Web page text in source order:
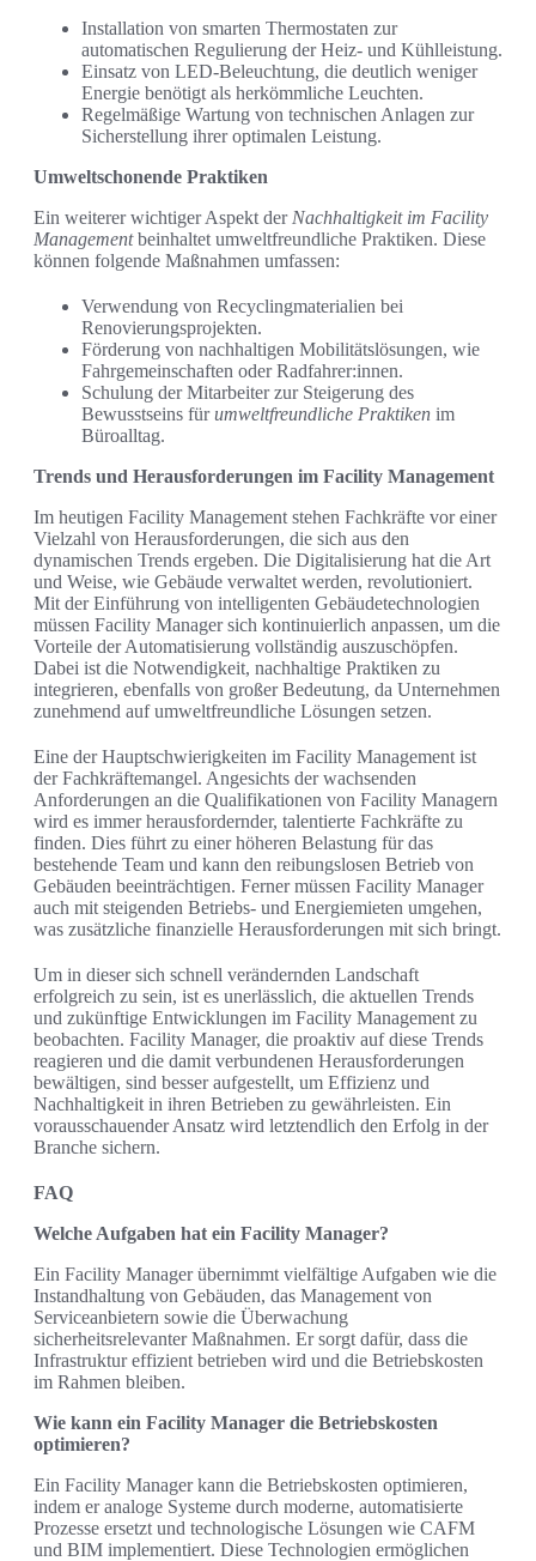
Installation von smarten Thermostaten zur
automatischen Regulierung der Heiz- und Kühlleistung.
Einsatz von LED-Beleuchtung, die deutlich weniger
Energie benötigt als herkömmliche Leuchten.
Regelmäßige Wartung von technischen Anlagen zur
Sicherstellung ihrer optimalen Leistung.
Umweltschonende Praktiken
Ein weiterer wichtiger Aspekt der Nachhaltigkeit im Facility
Managementbeinhaltet umweltfreundliche Praktiken. Diese
können folgende Maßnahmen umfassen:
Verwendung von Recyclingmaterialien bei
Renovierungsprojekten.
Förderung von nachhaltigen Mobilitätslösungen, wie
Fahrgemeinschaften oder Radfahrer:innen.
Schulung der Mitarbeiter zur Steigerung des
Bewusstseins fürumweltfreundliche Praktiken im
Büroalltag.
Trends und Herausforderungen im Facility Management
Im heutigen Facility Management stehen Fachkräfte vor einer
Vielzahl von Herausforderungen, die sich aus den
dynamischen Trends ergeben. Die Digitalisierung hat die Art
und Weise, wie Gebäude verwaltet werden, revolutioniert.
Mit der Einführung von intelligenten Gebäudetechnologien
müssen Facility Manager sich kontinuierlich anpassen, um die
Vorteile der Automatisierung vollständig auszuschöpfen.
Dabei ist die Notwendigkeit, nachhaltige Praktiken zu
integrieren, ebenfalls von großer Bedeutung, da Unternehmen
zunehmend auf umweltfreundliche Lösungen setzen.
Eine der Hauptschwierigkeiten im Facility Management ist
der Fachkräftemangel. Angesichts der wachsenden
Anforderungen an die Qualifikationen von Facility Managern
wird es immer herausfordernder, talentierte Fachkräfte zu
finden. Dies führt zu einer höheren Belastung für das
bestehende Team und kann den reibungslosen Betrieb von
Gebäuden beeinträchtigen. Ferner müssen Facility Manager
auch mit steigenden Betriebs- und Energiemieten umgehen,
was zusätzliche finanzielle Herausforderungen mit sich bringt.
Um in dieser sich schnell verändernden Landschaft
erfolgreich zu sein, ist es unerlässlich, die aktuellen Trends
und zukünftige Entwicklungen im Facility Management zu
beobachten. Facility Manager, die proaktiv auf diese Trends
reagieren und die damit verbundenen Herausforderungen
bewältigen, sind besser aufgestellt, um Effizienz und
Nachhaltigkeit in ihren Betrieben zu gewährleisten. Ein
vorausschauender Ansatz wird letztendlich den Erfolg in der
Branche sichern.
FAQ
Welche Aufgaben hat ein Facility Manager?
Ein Facility Manager übernimmt vielfältige Aufgaben wie die
Instandhaltung von Gebäuden, das Management von
Serviceanbietern sowie die Überwachung
sicherheitsrelevanter Maßnahmen. Er sorgt dafür, dass die
Infrastruktur effizient betrieben wird und die Betriebskosten
im Rahmen bleiben.
Wie kann ein Facility Manager die Betriebskosten
optimieren?
Ein Facility Manager kann die Betriebskosten optimieren,
indem er analoge Systeme durch moderne, automatisierte
Prozesse ersetzt und technologische Lösungen wie CAFM
und BIM implementiert. Diese Technologien ermöglichen